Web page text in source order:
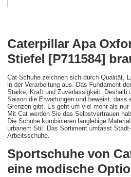
Caterpillar Apa
Stiefel [P711584]
Cat-Schuhe zeichnen sich durch Qualität,
in der Verarbeitung aus. Das Fundament
Stärke, Kraft und Zuverlässigkeit. Deshalb
Saison die Erwartungen und beweist, dass
Grenzen gibt. Es geht um viel mehr als
Mit Cat werden Sie das Selbstvertrauen
Die Schuhe kombinieren langlebige
urbanem Stil. Das Sortiment umfasst
Arbeitsschuhe.
Sportschuhe von
eine modische